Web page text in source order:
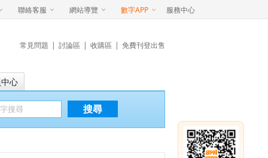
聯絡客服 網站導覽 數字APP 服務中心
常見問題 | 討論區 | 收購區 | 免費刊登出售
心
搜尋